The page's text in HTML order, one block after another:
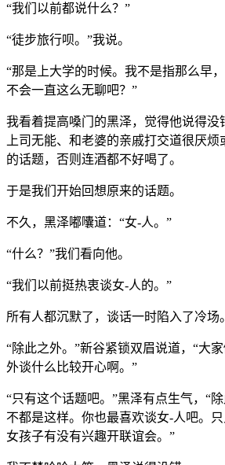
“我们以前都说什么？”
“徒步旅行呗。”我说。
“那是上大学的时候。我不是指那么早
不会一直这么无聊吧？”
我看着提高嗓门的黑泽，觉得他说得没
上司无能、和老婆的亲戚打交道很厌
的话题，否则连酒都不好喝了。
于是我们开始回想原来的话题。
不久，黑泽嘟囔道：“女-人。”
“什么？”我们看向他。
“我们以前挺热衷谈女-人的。”
所有人都沉默了，谈话一时陷入了冷场。
“除此之外。”新谷紧锁双眉说道，“大
外谈什么比较开心啊。”
“只有这个话题吧。”黑泽有点生气，“
不都是这样。你也最喜欢谈女-人吧。
女孩子有没有兴趣开联谊会。”